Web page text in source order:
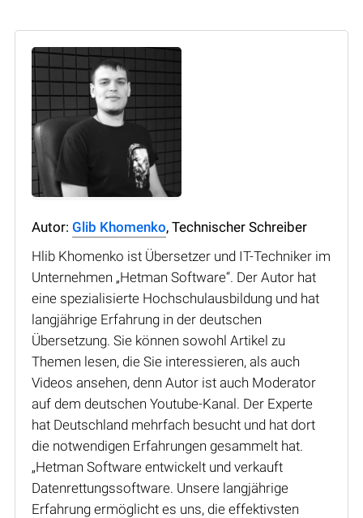
Autor: Glib Khomenko, Technischer Schreiber
Hlib Khomenko ist Übersetzer und IT-Techniker im
Unternehmen „Hetman Software“. Der Autor hat
eine spezialisierte Hochschulausbildung und hat
langjährige Erfahrung in der deutschen
Übersetzung. Sie können sowohl Artikel zu
Themen lesen, die Sie interessieren, als auch
Videos ansehen, denn Autor ist auch Moderator
auf dem deutschen Youtube-Kanal. Der Experte
hat Deutschland mehrfach besucht und hat dort
die notwendigen Erfahrungen gesammelt hat.
„Hetman Software entwickelt und verkauft
Datenrettungssoftware. Unsere langjährige
Erfahrung ermöglicht es uns, die effektivsten